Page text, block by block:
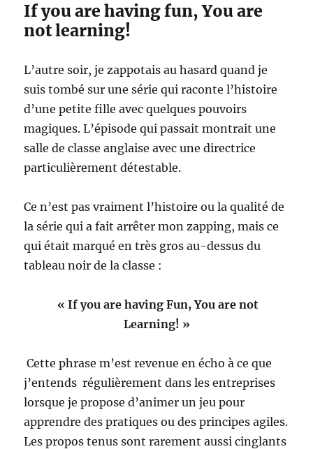
If you are having fun, You are
not learning!
L’autre soir, je zappotais au hasard quand je
suis tombé sur une série qui raconte l’histoire
d’une petite fille avec quelques pouvoirs
magiques. L’épisode qui passait montrait une
salle de classe anglaise avec une directrice
particulièrement détestable.
Ce n’est pas vraiment l’histoire ou la qualité de
la série qui a fait arrêter mon zapping, mais ce
qui était marqué en très gros au-dessus du
tableau noir de la classe :
« If you are having Fun, You are not
Learning! »
Cette phrase m’est revenue en écho à ce que
j’entends régulièrement dans les entreprises
lorsque je propose d’animer un jeu pour
apprendre des pratiques ou des principes agiles.
Les propos tenus sont rarement aussi cinglants